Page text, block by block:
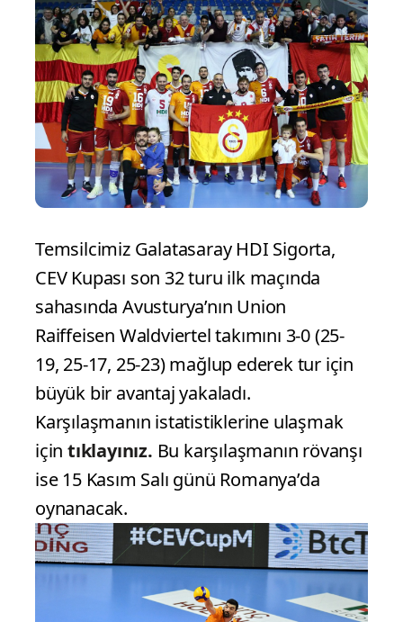
Temsilcimiz Galatasaray HDI Sigorta,
CEV Kupası son 32 turu ilk maçında
sahasında Avusturya’nın Union
Raiffeisen Waldviertel takımını 3-0 (25-
19, 25-17, 25-23) mağlup ederek tur için
büyük bir avantaj yakaladı.
Karşılaşmanın istatistiklerine ulaşmak
için tıklayınız. Bu karşılaşmanın rövanşı
ise 15 Kasım Salı günü Romanya’da
oynanacak.